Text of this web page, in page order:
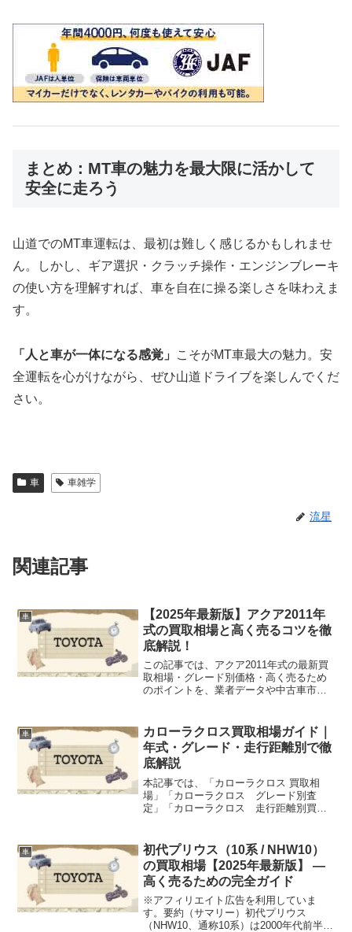
まとめ：MT車の魅力を最大限に活かして
安全に走ろう
山道でのMT車運転は、最初は難しく感じるかもしれませ
ん。しかし、ギア選択・クラッチ操作・エンジンブレーキ
の使い方を理解すれば、車を自在に操る楽しさを味わえま
す。
「人と車が一体になる感覚」
こそがMT車最大の魅力。安
全運転を心がけながら、ぜひ山道ドライブを楽しんでくだ
さい。
車 車雑学
流星
関連記事
車
【2025年最新版】アクア2011年
式の買取相場と高く売るコツを徹
底解説！
この記事では、アクア2011年式の最新買
取相場・グレード別価格・高く売るため
のポイントを、業者データや中古車市場
なたのアクアを少しでも高く売るための
参考にしてください。
車
カローラクロス買取相場ガイド｜
年式・グレード・走行距離別で徹
底解説
本記事では、「カローラクロス 買取相
場」「カローラクロス グレード別査
定」「カローラクロス 走行距離別買
ら相場を整理し、さらに買取価格がなぜ
変動するのか、その理由と高く売るため
のコツまで詳しく解説します。 カローラ
クロスを売却検討中の方、あるいは将来
的に売る可能性を考えている方は、ぜひ
最後までご一読ください。
車
初代プリウス（10系 / NHW10）
の買取相場【2025年最新版】 —
高く売るための完全ガイド
※アフィリエイト広告を利用していま
す。要約（サマリー）初代プリウス
（NHW10、通称10系）は2000年代前半の